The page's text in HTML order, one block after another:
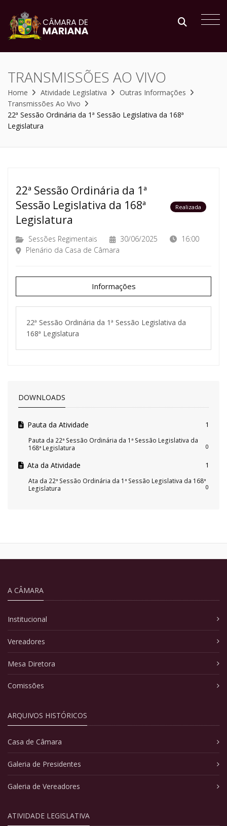
TRANSMISSÕES AO VIVO
Home Atividade Legislativa
Outras Informações
Transmissões Ao Vivo
22ª Sessão Ordinária da 1ª Sessão Legislativa da 168ª
Legislatura
22ª Sessão Ordinária da 1ª
Sessão Legislativa da 168ª
Legislatura
Realizada
Sessões Regimentais 30/06/2025
16:00
Plenário da Casa de Câmara
Informações
22ª Sessão Ordinária da 1ª Sessão Legislativa da
168ª Legislatura
DOWNLOADS
Pauta da Atividade 1
Pauta da 22ª Sessão Ordinária da 1ª Sessão Legislativa da
168ª Legislatura
0
Ata da Atividade 1
Ata da 22ª Sessão Ordinária da 1ª Sessão Legislativa da 168ª
Legislatura
0
A CÂMARA
Institucional
Vereadores
Mesa Diretora
Comissões
ARQUIVOS HISTÓRICOS
Casa de Câmara
Galeria de Presidentes
Galeria de Vereadores
ATIVIDADE LEGISLATIVA